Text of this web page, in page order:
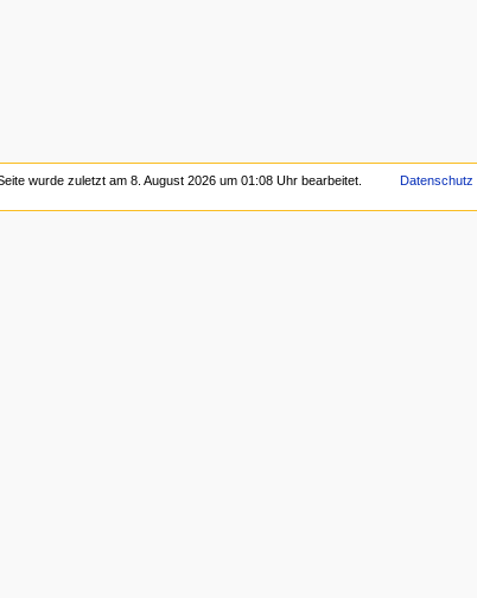
wurde zuletzt am 8. August 2026 um 01:08 Uhr bearbeitet. Datenschutz